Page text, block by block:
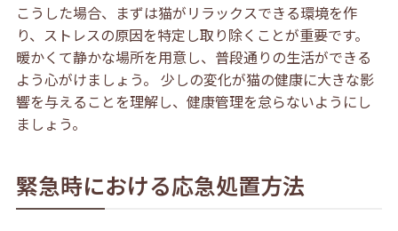
こうした場合、まずは猫がリラックスできる環境を作
り、ストレスの原因を特定し取り除くことが重要です。
暖かくて静かな場所を用意し、普段通りの生活ができる
よう心がけましょう。 少しの変化が猫の健康に大きな影
響を与えることを理解し、健康管理を怠らないようにし
ましょう。
緊急時における応急処置方法